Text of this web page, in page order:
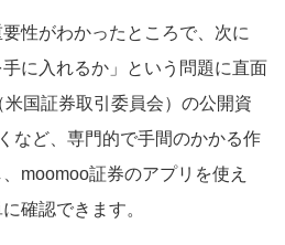
性がわかったところで、次に
手に入れるか」という問題に直面
国証券取引委員会）の公開資
など、専門的で手間のかかる作
moomoo証券のアプリを使え
確認できます。